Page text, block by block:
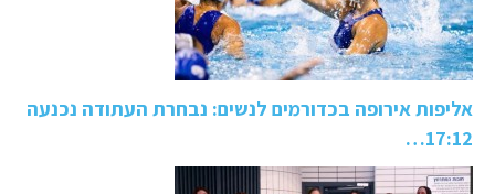
אליפות אירופה בכדורמים לנשים: נבחרת העתודה נכנעה
17:12…